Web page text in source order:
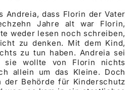
Andreia, dass Florin der Vater
Jahre alt war Florin,
weder lesen noch schreiben,
zu denken. Mit dem Kind,
zu tun haben. Andreia sei
sie wollte von Florin nichts
allein um das Kleine. Doch
der Behörde für Kinderschutz